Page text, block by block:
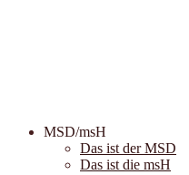
MSD/msH
Das ist der MSD
Das ist die msH